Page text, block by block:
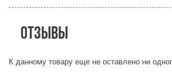
Отзывы
К данному товару еще не оставлено ни